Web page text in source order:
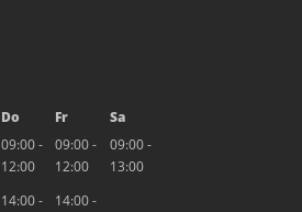
Do Fr
Sa
09:00 -
12:00
09:00 -
12:00
09:00 -
13:00
14:00 -
14:00 -